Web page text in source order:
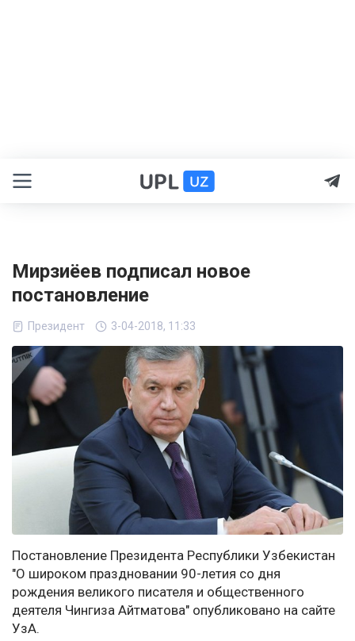
Мирзиёев подписал новое
постановление
Президент 3-04-2018, 11:33
Постановление Президента Республики Узбекистан
"О широком праздновании 90-летия со дня
рождения великого писателя и общественного
деятеля Чингиза Айтматова" опубликовано на сайте
УзА.